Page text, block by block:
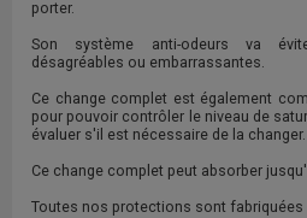
porter.
Son système anti-odeurs va
désagréables ou embarrassantes.
Ce change complet est également
pour pouvoir contrôler le niveau de
évaluer s'il est nécessaire de la changer.
Ce change complet peut absorber
Toutes nos protections sont fabriquées